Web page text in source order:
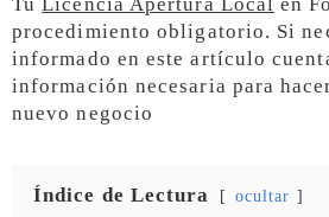
procedimiento obligatorio. Si
informado en este artículo
información necesaria para
nuevo negocio
Índice de Lectura ocultar